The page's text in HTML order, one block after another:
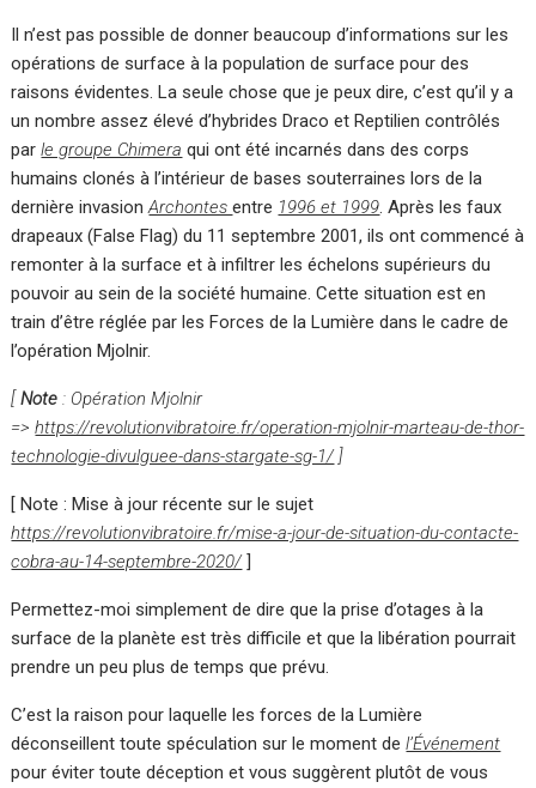
Il n’est pas possible de donner beaucoup d’informations sur les
opérations de surface à la population de surface pour des
raisons évidentes. La seule chose que je peux dire, c’est qu’il y a
un nombre assez élevé d’hybrides Draco et Reptilien contrôlés
parle groupe Chimera qui ont été incarnés dans des corps
humains clonés à l’intérieur de bases souterraines lors de la
dernière invasionArchontesentre 1996 et 1999 . Après les faux
drapeaux (False Flag) du 11 septembre 2001, ils ont commencé à
remonter à la surface et à infiltrer les échelons supérieurs du
pouvoir au sein de la société humaine. Cette situation est en
train d’être réglée par les Forces de la Lumière dans le cadre de
l’opération Mjolnir.
[Note : Opération Mjolnir
=>https://revolutionvibratoire.fr/operation-mjolnir-marteau-de-thor-
technologie-divulguee-dans-stargate-sg-1/]
[ Note : Mise à jour récente sur le sujet
https://revolutionvibratoire.fr/mise-a-jour-de-situation-du-contacte-
cobra-au-14-septembre-2020/]
Permettez-moi simplement de dire que la prise d’otages à la
surface de la planète est très difficile et que la libération pourrait
prendre un peu plus de temps que prévu.
C’est la raison pour laquelle les forces de la Lumière
déconseillent toute spéculation sur le moment del’Événement
pour éviter toute déception et vous suggèrent plutôt de vous